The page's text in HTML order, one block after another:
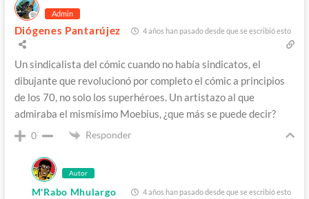
Admin
Diógenes Pantarújez 4 años han pasado desde que se escribió esto
Un sindicalista del cómic cuando no había sindicatos, el
dibujante que revolucionó por completo el cómic a principios
de los 70, no solo los superhéroes. Un artistazo al que
admiraba el mismísimo Moebius, ¿que más se puede decir?
0 Responder
Autor
M'Rabo Mhulargo 4 años han pasado desde que se escribió esto